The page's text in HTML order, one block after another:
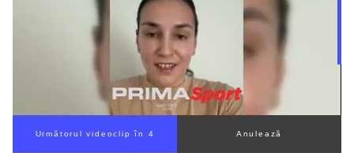
Următorul videoclip în 3 Anulează